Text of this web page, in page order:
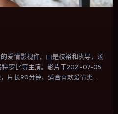
爱情影视作，由是枝裕和执导，汤
特·罗比等主演。影片于2021-07-05
片长90分钟，适合喜欢爱情类
，可作为休闲观影或类型片补片的